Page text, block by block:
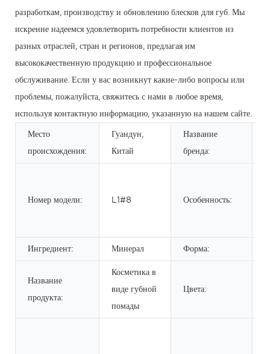
разработкам, производству и обновлению блесков для губ. Мы
искренне надеемся удовлетворить потребности клиентов из
разных отраслей, стран и регионов, предлагая им
высококачественную продукцию и профессиональное
обслуживание. Если у вас возникнут какие-либо вопросы или
проблемы, пожалуйста, свяжитесь с нами в любое время,
используя контактную информацию, указанную на нашем сайте.
Место
происхождения:
Гуандун,
Китай
Название
бренда:
Номер модели: L1#8 Особенность:
Ингредиент: Минерал Форма:
Название
продукта:
Косметика в
виде губной
помады
Цвета: